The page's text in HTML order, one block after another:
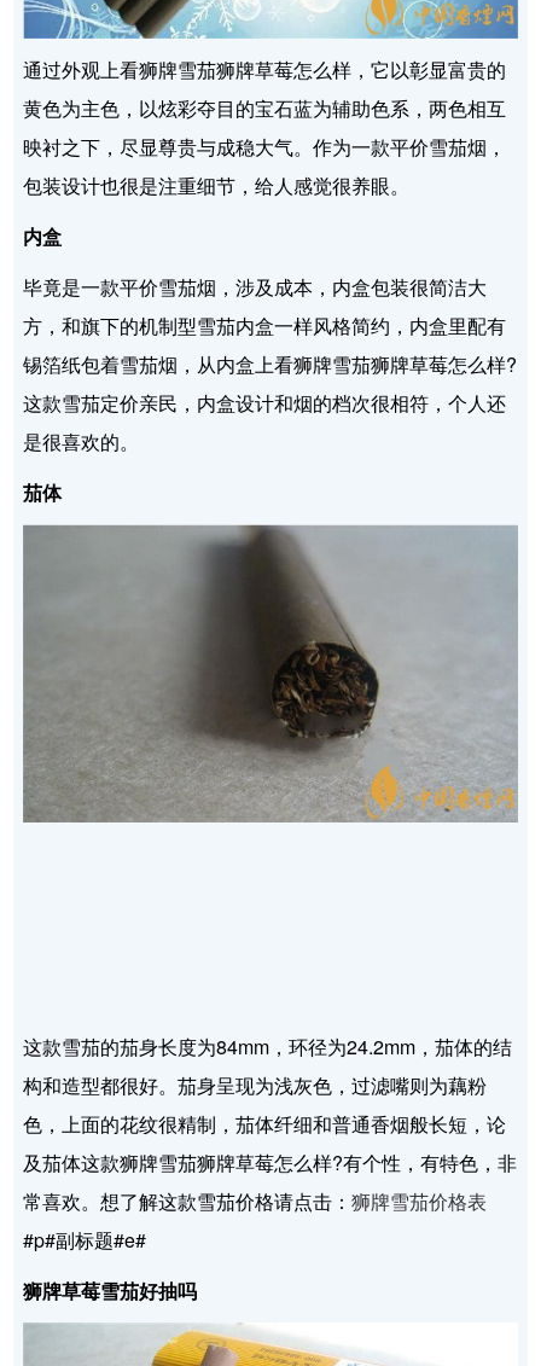
通过外观上看狮牌雪茄狮牌草莓怎么样，它以彰显富贵的
黄色为主色，以炫彩夺目的宝石蓝为辅助色系，两色相互
映衬之下，尽显尊贵与成稳大气。作为一款平价雪茄烟，
包装设计也很是注重细节，给人感觉很养眼。
内盒
毕竟是一款平价雪茄烟，涉及成本，内盒包装很简洁大
方，和旗下的机制型雪茄内盒一样风格简约，内盒里配有
锡箔纸包着雪茄烟，从内盒上看狮牌雪茄狮牌草莓怎么样?
这款雪茄定价亲民，内盒设计和烟的档次很相符，个人还
是很喜欢的。
茄体
这款雪茄的茄身长度为84mm，环径为24.2mm，茄体的结
构和造型都很好。茄身呈现为浅灰色，过滤嘴则为藕粉
色，上面的花纹很精制，茄体纤细和普通香烟般长短，论
及茄体这款狮牌雪茄狮牌草莓怎么样?有个性，有特色，非
常喜欢。想了解这款雪茄价格请点击：狮牌雪茄价格表
#p#副标题#e#
狮牌草莓雪茄好抽吗